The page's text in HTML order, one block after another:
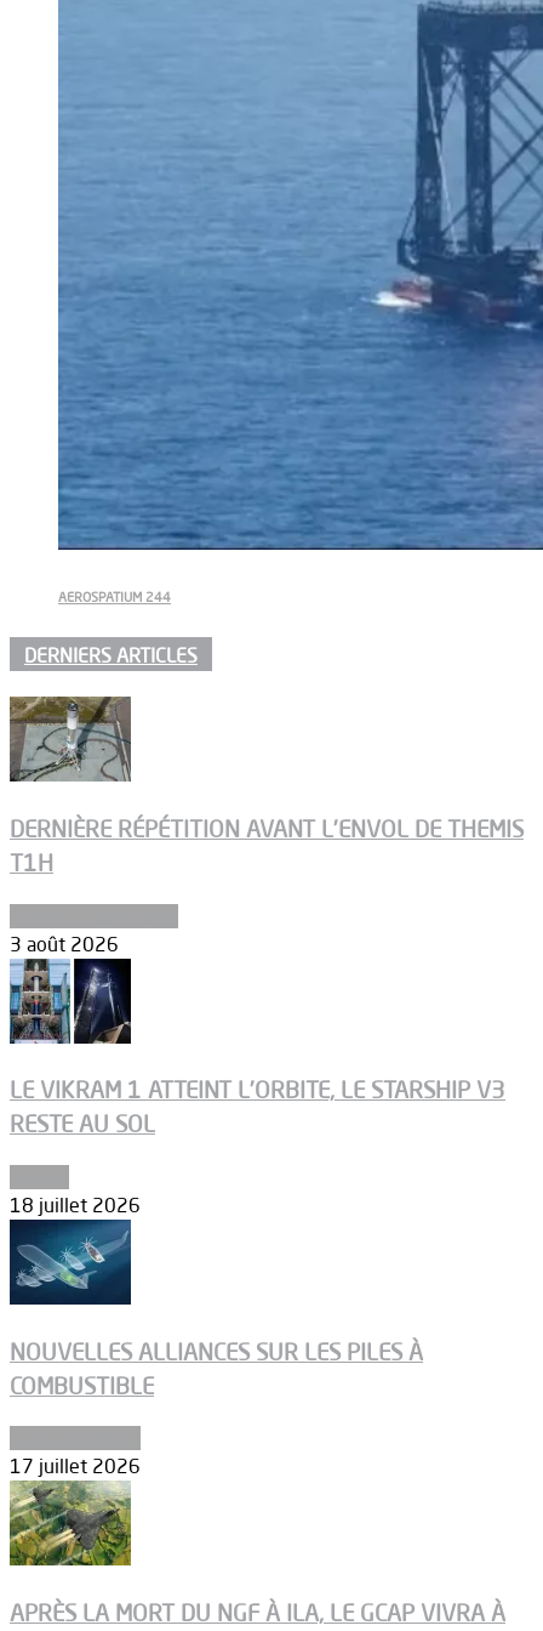
AEROSPATIUM 244
DERNIERS ARTICLES
DERNIÈRE RÉPÉTITION AVANT L’ENVOL DE THEMIS
T1H
3 août 2026
LE VIKRAM 1 ATTEINT L’ORBITE, LE STARSHIP V3
RESTE AU SOL
18 juillet 2026
NOUVELLES ALLIANCES SUR LES PILES À
COMBUSTIBLE
17 juillet 2026
APRÈS LA MORT DU NGF À ILA, LE GCAP VIVRA À